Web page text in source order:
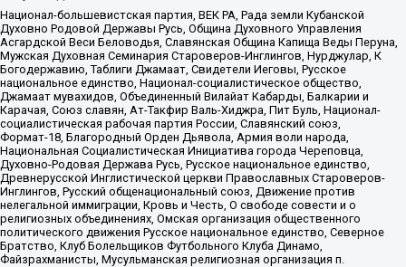
Национал-большевистская партия, ВЕК РА, Рада земли Кубанской
Духовно Родовой Державы Русь, Община Духовного Управления
Асгардской Веси Беловодья, Славянская Община Капища Веды Перуна,
Мужская Духовная Семинария Староверов-Инглингов, Нурджулар, К
Богодержавию, Таблиги Джамаат, Свидетели Иеговы, Русское
национальное единство, Национал-социалистическое общество,
Джамаат мувахидов, Объединенный Вилайат Кабарды, Балкарии и
Карачая, Союз славян, Ат-Такфир Валь-Хиджра, Пит Буль, Национал-
социалистическая рабочая партия России, Славянский союз,
Формат-18, Благородный Орден Дьявола, Армия воли народа,
Национальная Социалистическая Инициатива города Череповца,
Духовно-Родовая Держава Русь, Русское национальное единство,
Древнерусской Инглистической церкви Православных Староверов-
Инглингов, Русский общенациональный союз, Движение против
нелегальной иммиграции, Кровь и Честь, О свободе совести и о
религиозных объединениях, Омская организация общественного
политического движения Русское национальное единство, Северное
Братство, Клуб Болельщиков Футбольного Клуба Динамо,
Файзрахманисты, Мусульманская религиозная организация п.